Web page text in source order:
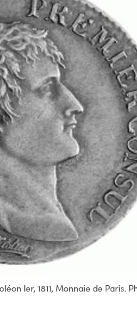
Ier, 1811, Monnaie de Paris.